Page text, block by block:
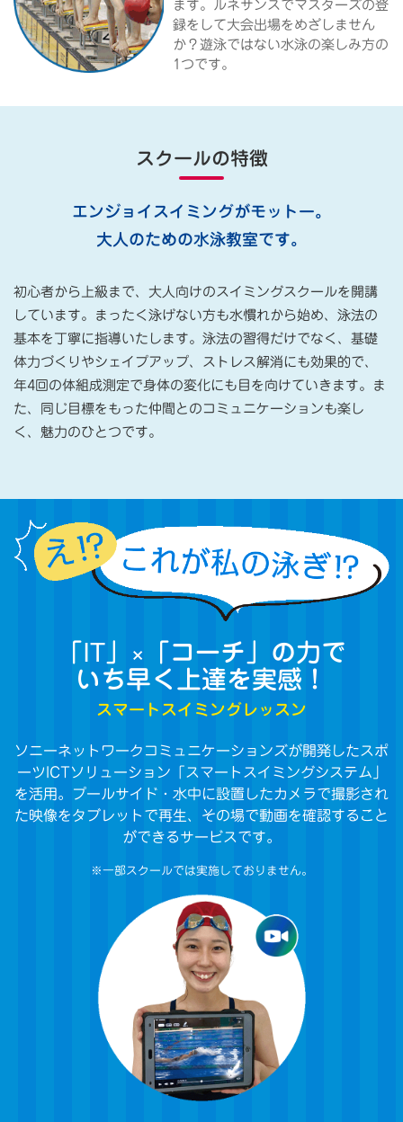
ます。ルネサンスでマスターズの登
録をして大会出場をめざしません
か？遊泳ではない水泳の楽しみ方の
1つです。
スクールの特徴
エンジョイスイミングがモットー。
大人のための水泳教室です。
初心者から上級まで、大人向けのスイミングスクールを開講
しています。まったく泳げない方も水慣れから始め、泳法の
基本を丁寧に指導いたします。泳法の習得だけでなく、基礎
体力づくりやシェイプアップ、ストレス解消にも効果的で、
年4回の体組成測定で身体の変化にも目を向けていきます。ま
た、同じ目標をもった仲間とのコミュニケーションも楽し
く、魅力のひとつです。
「IT」×「コーチ」の力で
いち早く上達を実感！
スマートスイミングレッスン
ソニーネットワークコミュニケーションズが開発したスポ
ーツICTソリューション「スマートスイミングシステム」
を活用。プールサイド・水中に設置したカメラで撮影され
た映像をタブレットで再生、その場で動画を確認すること
ができるサービスです。
※一部スクールでは実施しておりません。